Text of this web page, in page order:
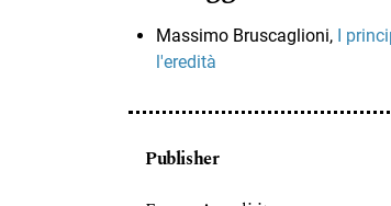
Massimo Bruscaglioni, I
l'eredità
Publisher